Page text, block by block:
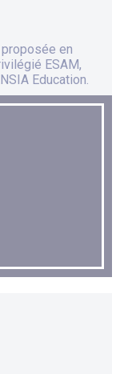
en
ESAM,
Education.